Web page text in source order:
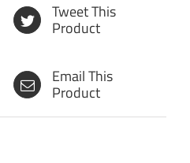
Tweet This
Product
Email This
Product